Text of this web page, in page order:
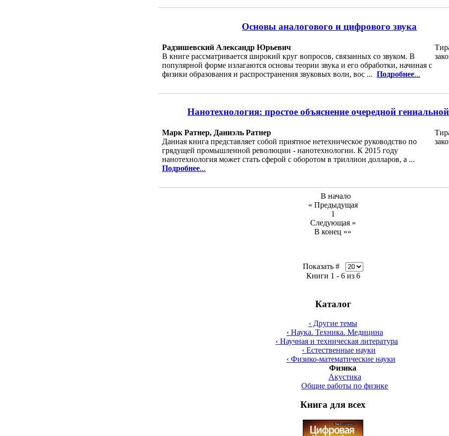
Основы аналогового и цифрового звука
Радзишевский Александр Юрьевич
В книге рассматривается широкий круг вопросов, связанных со звуком. В
популярной форме излагаются основы теории звука и его обработки, начиная с
физики образования и распространения звуковых волн, вос ... Подробнее...
Нанотехнология: простое объяснение очередной
Марк Ратнер, Даниэль Ратнер
Данная книга представляет собой приятное нетехническое руководство по
грядущей промышленной революции - нанотехнологии. К 2015 году
нанотехнология может стать сферой с оборотом в триллион долларов, а ...
Подробнее...
В начало
« Предыдущая
1
Следующая »
В конец »»
Показать #
Книги 1 - 6 из 6
Каталог
‹ Другие темы
‹ Наука. Техника. Медицина
‹ Научная и техническая литература
‹ Естественные науки
‹ Физико-математические науки
Физика
Акустика
Общие работы по физике
Книга для всех